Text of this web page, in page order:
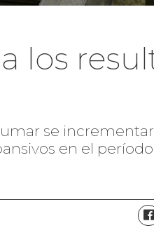
los
se
en el